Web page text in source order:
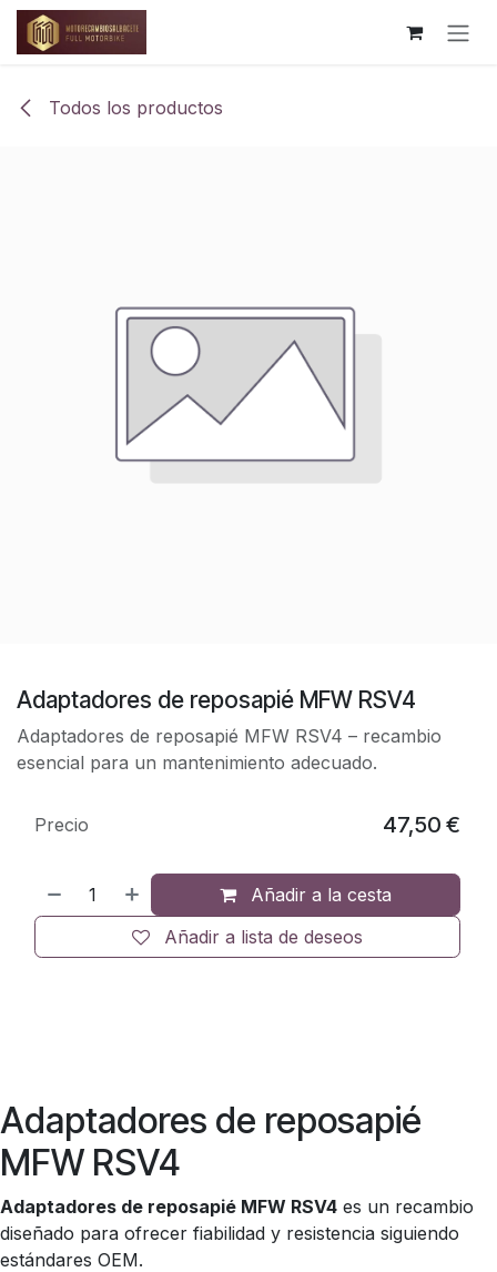
Ir al contenido
Todos los productos
Adaptadores de reposapié MFW RSV4
Adaptadores de reposapié MFW RSV4 – recambio
esencial para un mantenimiento adecuado.
Añadir a la cesta
Añadir a lista de deseos
Precio 47,50 €
Adaptadores de reposapié
MFW RSV4
Adaptadores de reposapié MFW RSV4 es un recambio
diseñado para ofrecer fiabilidad y resistencia siguiendo
estándares OEM.